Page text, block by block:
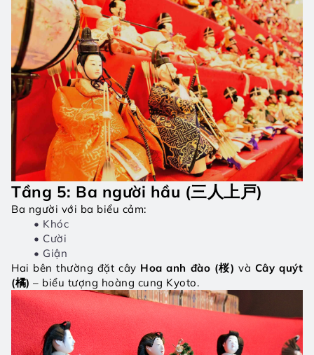
Tầng 5: Ba người hầu (三人上戸)
Ba người với ba biểu cảm:
Khóc
Cười
Giận
Hai bên thường đặt cây Hoa anh đào (桜) và Cây quýt
(橘) – biểu tượng hoàng cung Kyoto.